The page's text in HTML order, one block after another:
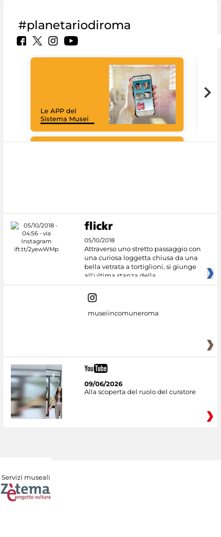
#planetariodiroma
Le APP del
Sistema Musei
05/10/2018
Attraverso uno stretto passaggio con
una curiosa loggetta chiusa da una
bella vetrata a tortiglioni, si giunge
all'ultima stanza della
museiincomuneroma
09/06/2026
Alla scoperta del ruolo del curatore
Servizi museali